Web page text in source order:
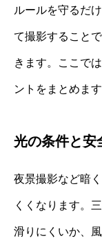
ルールを守るだ
て撮影すること
きます。ここで
ントをまとめます
光の条件と安
夜景撮影など暗
くくなります。
滑りにくいか、